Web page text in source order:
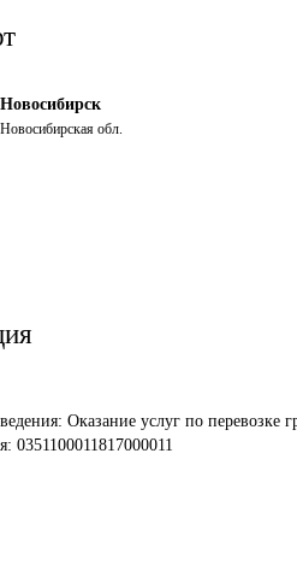
Новосибирск
Новосибирская обл.
Оказание услуг по перевозке
0351100011817000011